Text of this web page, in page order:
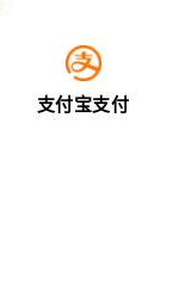
支付宝支付